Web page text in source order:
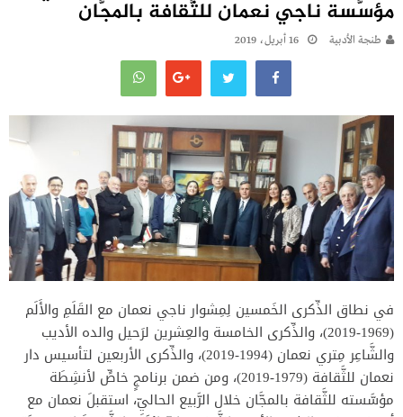
مؤسَّسة ناجي نعمان للثَّقافة بالمجَّان
طنجة الأدبية 16 أبريل، 2019
في نطاق الذِّكرى الخَمسين لِمِشوار ناجي نعمان مع القَلَمِ والأَلَم
(1969-2019)، والذِّكرى الخامسة والعِشرين لرَحيل والده الأديب
والشَّاعِر مِتري نعمان (1994-2019)، والذِّكرى الأربعين لتأسيس دار
نعمان للثَّقافة (1979-2019)، ومن ضمن برنامجٍ خاصٍّ لأنشِطَة
مؤسَّسته للثَّقافة بالمجَّان خلال الرَّبيع الحاليّ، استقبلَ نعمان مع